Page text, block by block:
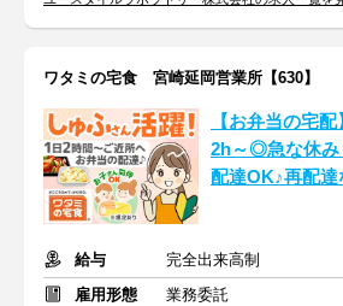
ワタミの宅食 宮崎延岡営業所【630】
【お弁当の宅
2h～◎急な休み
配達OK♪再配達
給与
完全出来高制
雇用形態
業務委託